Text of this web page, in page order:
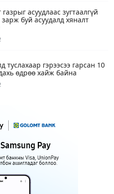
асуудлаас зугтаалгүй
буй асуудалд хяналт
туслахаар гэрээсээ гарсан 10
өдрөө хайж байна
тусгай зөвшөөрлийг нь
хэмжээ авахыг сануулав
Л.Энх-Амгалан Pearson
уулзаж, хамтын
талаар ярилцжээ